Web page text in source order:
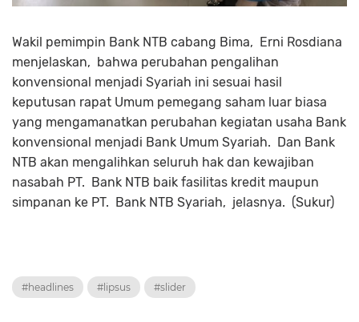
Wakil pemimpin Bank NTB cabang Bima, Erni Rosdiana
menjelaskan, bahwa perubahan pengalihan
konvensional menjadi Syariah ini sesuai hasil
keputusan rapat Umum pemegang saham luar biasa
yang mengamanatkan perubahan kegiatan usaha Bank
konvensional menjadi Bank Umum Syariah. Dan Bank
NTB akan mengalihkan seluruh hak dan kewajiban
nasabah PT. Bank NTB baik fasilitas kredit maupun
simpanan ke PT. Bank NTB Syariah, jelasnya. (Sukur)
#headlines #lipsus #slider